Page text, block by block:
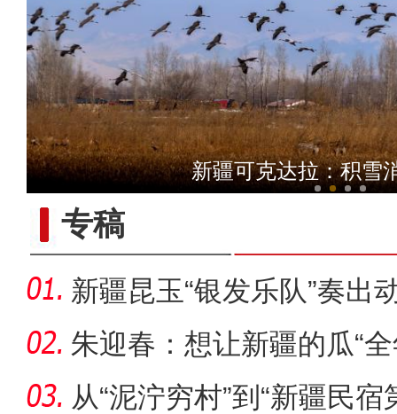
侨乡故事 | 哈班拜的
新疆可克达拉：积雪
专稿
新疆昆玉“银发乐队”奏出
朱迎春：想让新疆的瓜“
从“泥泞穷村”到“新疆民